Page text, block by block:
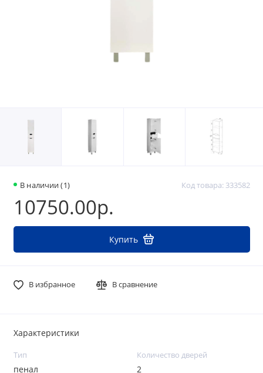
В наличии (1) Код товара: 333582
10750.00р.
Купить
В избранное В сравнение
Характеристики
Тип
пенал
Количество дверей
2